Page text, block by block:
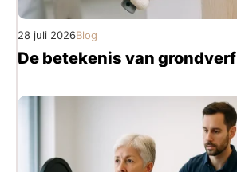
28 juli 2026Blog
De betekenis van grondverf